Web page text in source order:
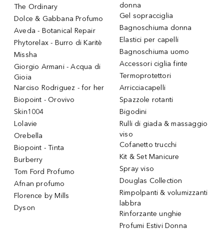
The Ordinary
Dolce & Gabbana Profumo
Aveda - Botanical Repair
Phytorelax - Burro di Karitè
Missha
Giorgio Armani - Acqua di
Gioia
Narciso Rodriguez - for her
Biopoint - Orovivo
Skin1004
Lolavie
Orebella
Biopoint - Tinta
Burberry
Tom Ford Profumo
Afnan profumo
Florence by Mills
Dyson
donna
Gel sopracciglia
Bagnoschiuma donna
Elastici per capelli
Bagnoschiuma uomo
Accessori ciglia finte
Termoprotettori
Arricciacapelli
Spazzole rotanti
Bigodini
Rulli di giada & massaggio
viso
Cofanetto trucchi
Kit & Set Manicure
Spray viso
Douglas Collection
Rimpolpanti & volumizzanti
labbra
Rinforzante unghie
Profumi Estivi Donna